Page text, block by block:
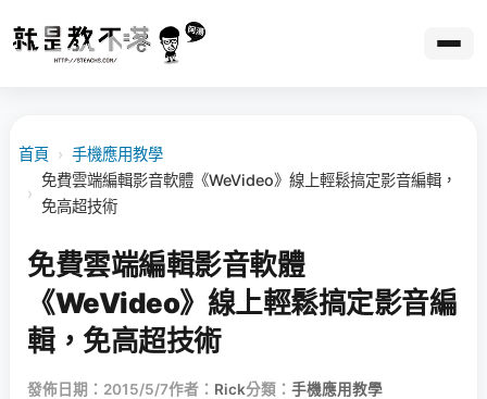
首頁 › 手機應用教學
›
免費雲端編輯影音軟體《WeVideo》線上輕鬆搞定影音編輯，
免高超技術
免費雲端編輯影音軟體
《WeVideo》線上輕鬆搞定影音編
輯，免高超技術
發佈日期：2015/5/7作者： Rick分類： 手機應用教學